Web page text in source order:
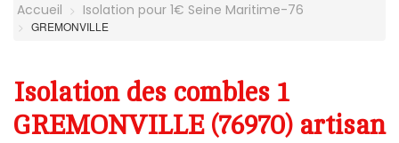
Accueil Isolation pour 1€ Seine Maritime-76
GREMONVILLE
Isolation des combles 1
GREMONVILLE (76970) artisan